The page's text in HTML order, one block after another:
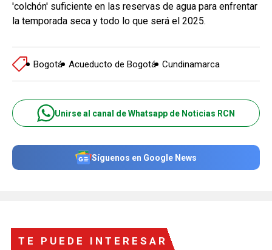
'colchón' suficiente en las reservas de agua para enfrentar
la temporada seca y todo lo que será el 2025.
Bogotá Acueducto de Bogotá Cundinamarca
Unirse al canal de Whatsapp de Noticias RCN
Síguenos en Google News
TE PUEDE INTERESAR